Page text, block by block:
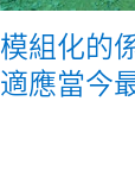
模組化的
適應當今